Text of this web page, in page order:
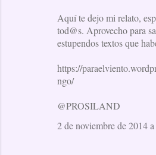
Aquí te dejo mi relato,
tod@s. Aprovecho para
estupendos textos que
https://
ngo/
@PROSILAND
2 de noviembre de 2014